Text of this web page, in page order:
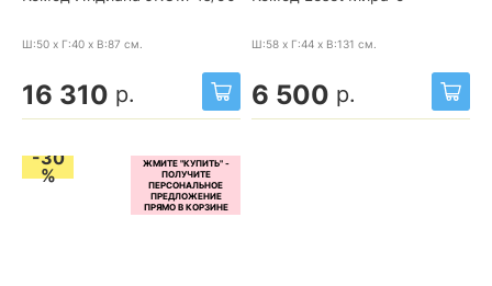
Ш:50 x Г:40 x В:87 см.
16 310 р.
Ш:58 x Г:44 x В:131 см.
6 500 р.
-30
%